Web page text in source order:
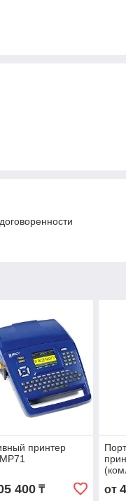
принтер
400₸ от